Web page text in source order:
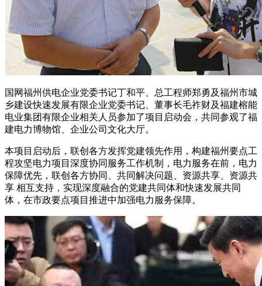
国网福州供电企业党委书记丁和平、总工程师郑勇及福州市城
乡建设快速发展有限企业党委书记、董事长毛祚财及福建榕能
电业集团有限企业相关人员参加了项目启动会，共同参观了福
建电力博物馆、企业公司文化大厅。
本项目启动后，联创各方发挥党建领先作用，构建福州要点工
程攻坚电力项目深度协同服务工作机制，电力服务在前，电力
保障优先，联创各方协同、共同解决问题、资源共享、资源共
享 相互支持，实现深度融合的党建共同体和快速发展共同
体，在市政要点项目推进中加强电力服务保障。